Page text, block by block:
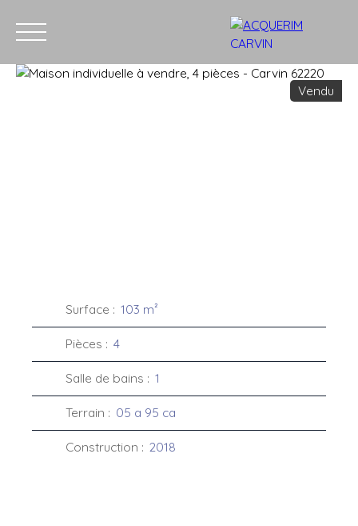
Vendu
Surface : 103 m²
Pièces : 4
Salle de bains : 1
Terrain : 05 a 95 ca
Construction : 2018